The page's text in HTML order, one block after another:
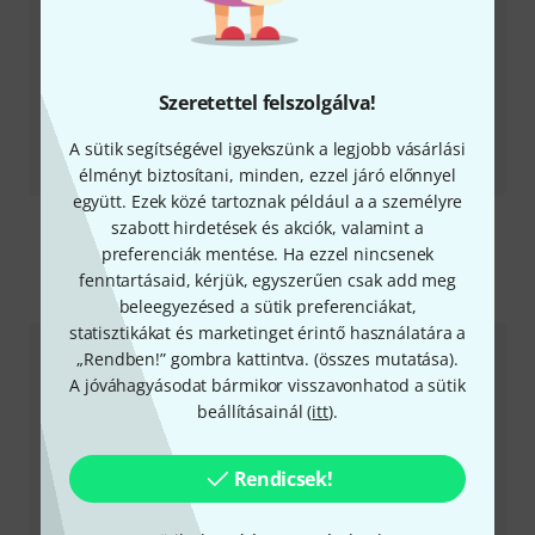
Szeretettel felszolgálva!
A sütik segítségével igyekszünk a legjobb vásárlási
élményt biztosítani, minden, ezzel járó előnnyel
együtt. Ezek közé tartoznak például a a személyre
szabott hirdetések és akciók, valamint a
preferenciák mentése. Ha ezzel nincsenek
fenntartásaid, kérjük, egyszerűen csak add meg
beleegyezésed a sütik preferenciákat,
statisztikákat és marketinget érintő használatára a
„Rendben!” gombra kattintva. (összes mutatása).
A jóváhagyásodat bármikor visszavonhatod a sütik
beállításainál (itt).
Rendicsek!
Tesztbeszámoló
Imperial Tri-Tube Preamp
Így érhetsz el minket
Ügyfélszolgálat - Magyarország
+49-9546-9223-531